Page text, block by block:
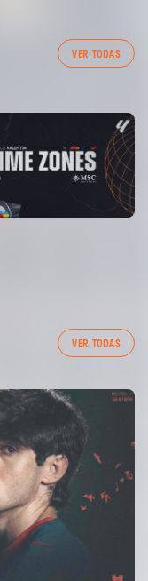
VER TODAS
04/03/26
VER TODAS